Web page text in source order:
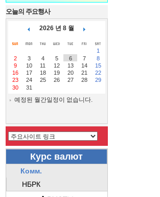
오늘의 주요행사
2026 년 8 월
1
2
3 4 5 6 7
8
9
10 11 12 13 14
15
16
17 18 19 20 21
22
23
24 25 26 27 28
29
30
31
예정된 월간일정이 없습니다.